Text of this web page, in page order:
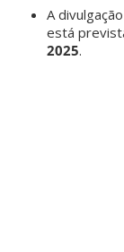
A
está
2025.